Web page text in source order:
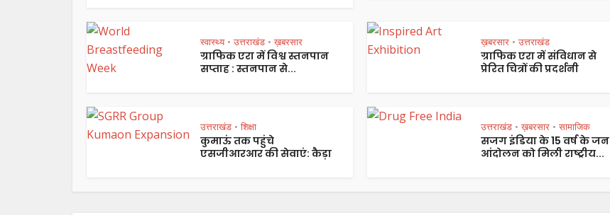
स्वास्थ्य • उत्तराखंड • ख़बरसार
ग्राफिक एरा में विश्व स्तनपान
सप्ताह : स्तनपान से...
ख़बरसार • उत्तराखंड
ग्राफिक एरा में संविधान से
प्रेरित चित्रों की प्रदर्शनी
उत्तराखंड • शिक्षा
कुमाऊं तक पहुंचे
एसजीआरआर की सेवाएं: कैड़ा
उत्तराखंड • ख़बरसार • सामाजिक
सजग इंडिया के 15 वर्ष के जन
आंदोलन को मिली राष्ट्रीय...